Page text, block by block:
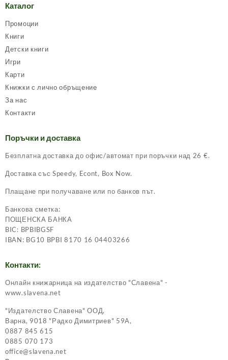
Каталог
Промоции
Книги
Детски книги
Игри
Карти
Книжки с лично обръщение
За нас
Контакти
Поръчки и доставка
Безплатна доставка до офис/автомат при поръчки над 26 €.
Доставка със Speedy, Econt, Box Now.
Плащане при получаване или по банков път.
Банкова сметка:
ПОЩЕНСКА БАНКА
BIC: BPBIBGSF
IBAN: BG10 BPBI 8170 16 04403266
Контакти:
Онлайн книжарница на издателство "Славена" -
www.slavena.net
"Издателство Славена" ООД,
Варна, 9018 "Радко Димитриев" 59А,
0887 845 615
0885 070 173
office@slavena.net